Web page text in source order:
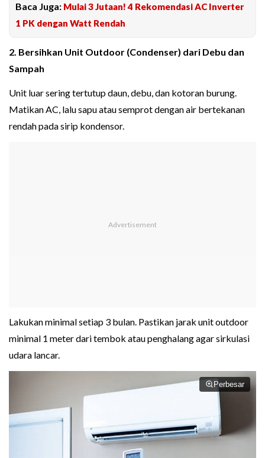
Baca Juga: Mulai 3 Jutaan! 4 Rekomendasi AC Inverter
1 PK dengan Watt Rendah
2. Bersihkan Unit Outdoor (Condenser) dari Debu dan
Sampah
Unit luar sering tertutup daun, debu, dan kotoran burung.
Matikan AC, lalu sapu atau semprot dengan air bertekanan
rendah pada sirip kondensor.
Lakukan minimal setiap 3 bulan. Pastikan jarak unit outdoor
minimal 1 meter dari tembok atau penghalang agar sirkulasi
udara lancar.
Perbesar